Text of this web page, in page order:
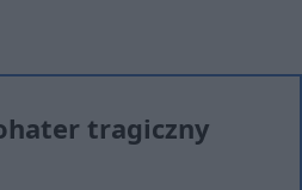
tragiczny